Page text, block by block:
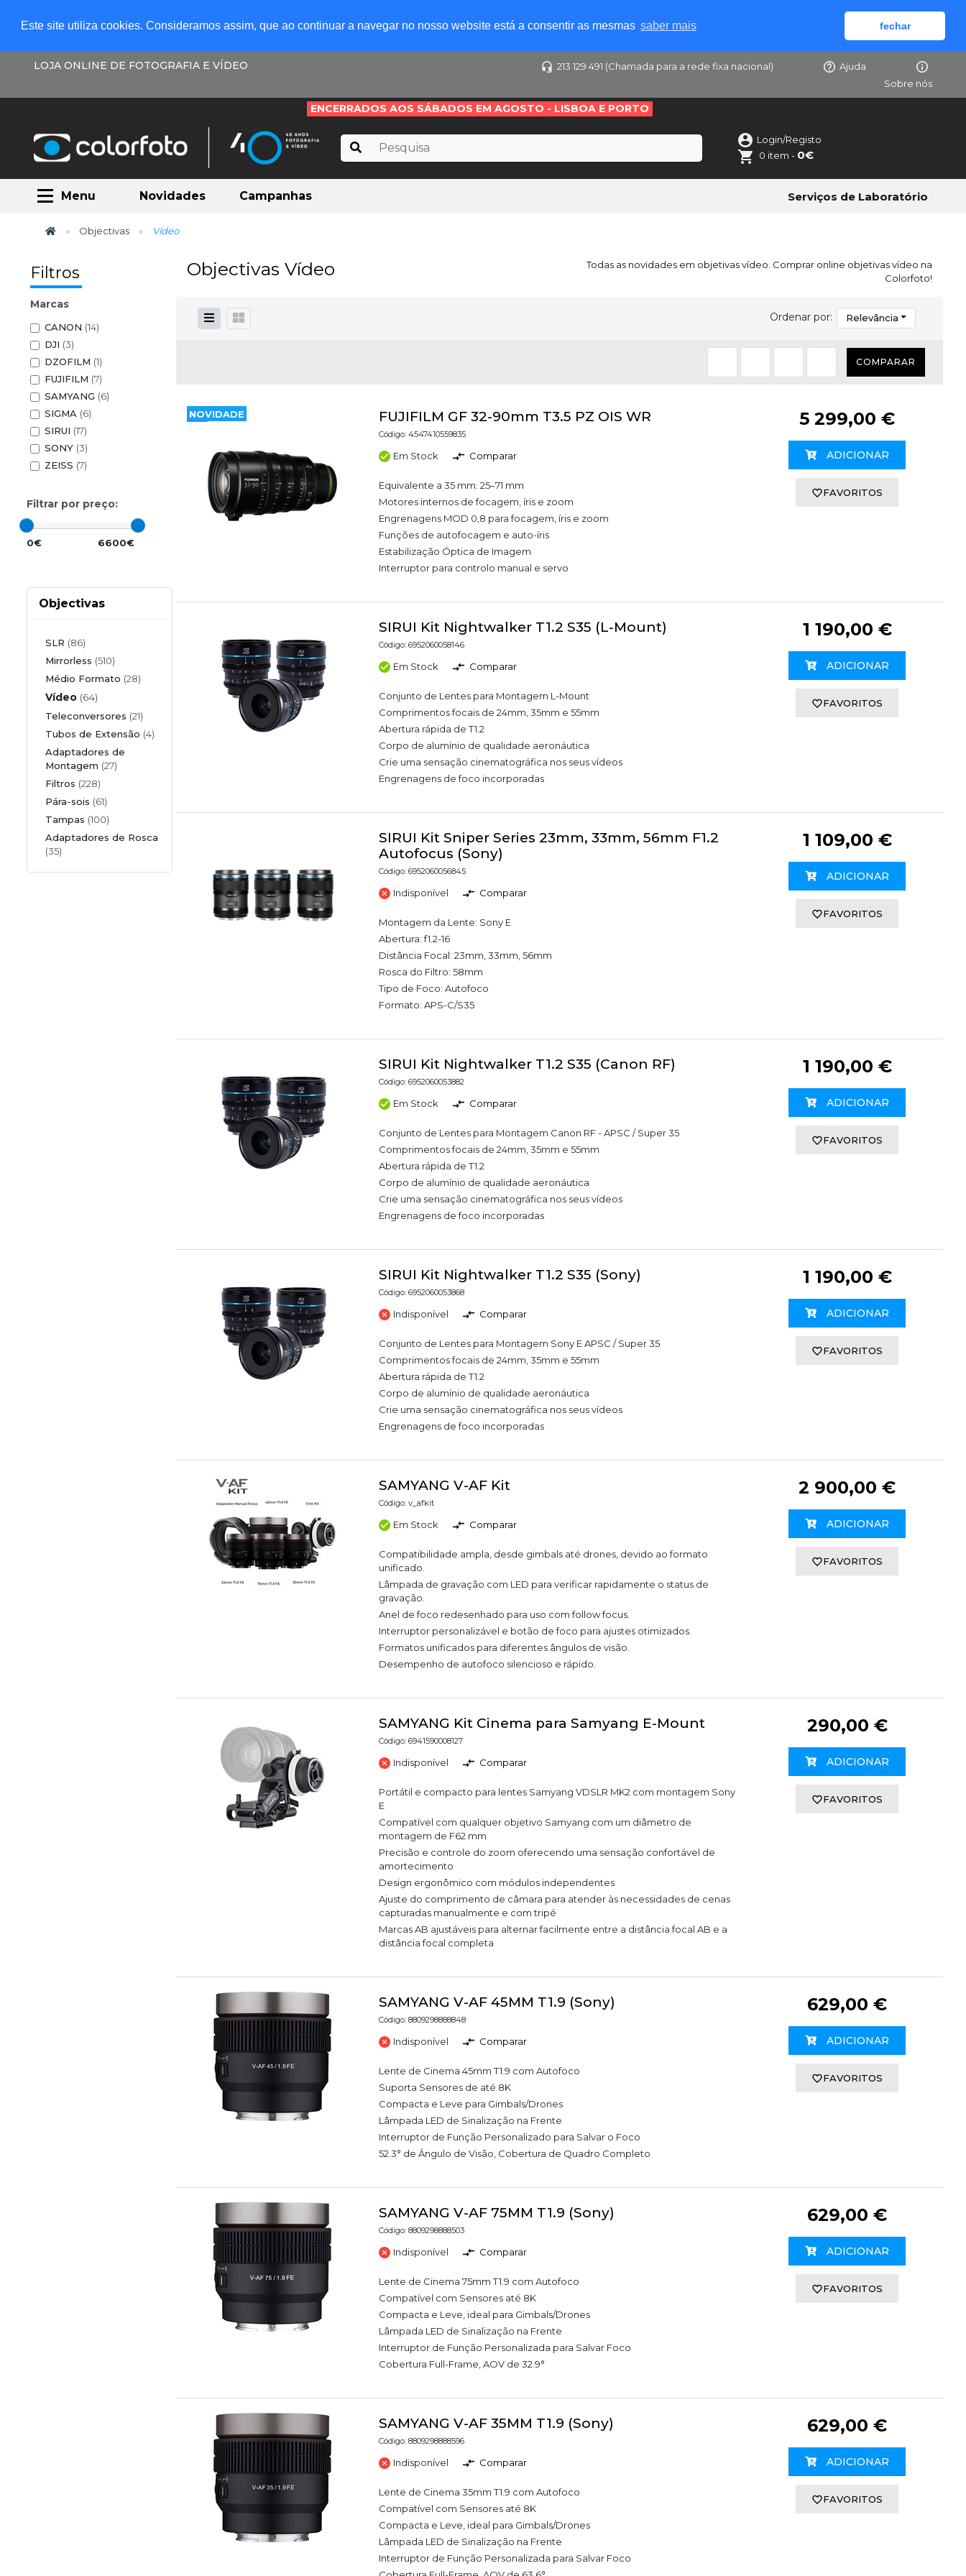
Este site utiliza cookies. Consideramos assim, que ao continuar a navegar no nosso website está a consentir as mesmas saber mais fechar
LOJA ONLINE DE FOTOGRAFIA E VÍDEO 213 129 491 (Chamada para a rede fixa nacional)
Ajuda
Sobre nós
ENCERRADOS AOS SÁBADOS EM AGOSTO - LISBOA E PORTO
Login/Registo
0 item - 0€
Menu Novidades Campanhas Serviços de Laboratório
Objectivas Vídeo
Filtros
Marcas
CANON (14)
DJI (3)
DZOFILM (1)
FUJIFILM (7)
SAMYANG (6)
SIGMA (6)
SIRUI (17)
SONY (3)
ZEISS (7)
Filtrar por preço:
0€ 6600€
Objectivas
SLR (86)
Mirrorless (510)
Médio Formato (28)
Vídeo (64)
Teleconversores (21)
Tubos de Extensão (4)
Adaptadores de
Montagem (27)
Filtros (228)
Pára-sois (61)
Tampas (100)
Adaptadores de Rosca
(35)
Objectivas Vídeo
Todas as novidades em objetivas vídeo. Comprar online objetivas vídeo na
Colorfoto!
Ordenar por: Relevância
COMPARAR
NOVIDADE FUJIFILM GF 32-90mm T3.5 PZ OIS WR
Código: 4547410559835
Em Stock Comparar
Equivalente a 35 mm: 25–71 mm
Motores internos de focagem, íris e zoom
Engrenagens MOD 0,8 para focagem, íris e zoom
Funções de autofocagem e auto-íris
Estabilização Óptica de Imagem
Interruptor para controlo manual e servo
5 299,00 €
ADICIONAR
FAVORITOS
SIRUI Kit Nightwalker T1.2 S35 (L-Mount)
Código: 6952060058146
Em Stock Comparar
Conjunto de Lentes para Montagem L-Mount
Comprimentos focais de 24mm, 35mm e 55mm
Abertura rápida de T1.2
Corpo de alumínio de qualidade aeronáutica
Crie uma sensação cinematográfica nos seus vídeos
Engrenagens de foco incorporadas
1 190,00 €
ADICIONAR
FAVORITOS
SIRUI Kit Sniper Series 23mm, 33mm, 56mm F1.2
Autofocus (Sony)
Código: 6952060056845
Indisponível Comparar
Montagem da Lente: Sony E
Abertura: f1.2-16
Distância Focal: 23mm, 33mm, 56mm
Rosca do Filtro: 58mm
Tipo de Foco: Autofoco
Formato: APS-C/S35
1 109,00 €
ADICIONAR
FAVORITOS
SIRUI Kit Nightwalker T1.2 S35 (Canon RF)
Código: 6952060053882
Em Stock Comparar
Conjunto de Lentes para Montagem Canon RF - APSC / Super 35
Comprimentos focais de 24mm, 35mm e 55mm
Abertura rápida de T1.2
Corpo de alumínio de qualidade aeronáutica
Crie uma sensação cinematográfica nos seus vídeos
Engrenagens de foco incorporadas
1 190,00 €
ADICIONAR
FAVORITOS
SIRUI Kit Nightwalker T1.2 S35 (Sony)
Código: 6952060053868
Indisponível Comparar
Conjunto de Lentes para Montagem Sony E APSC / Super 35
Comprimentos focais de 24mm, 35mm e 55mm
Abertura rápida de T1.2
Corpo de alumínio de qualidade aeronáutica
Crie uma sensação cinematográfica nos seus vídeos
Engrenagens de foco incorporadas
1 190,00 €
ADICIONAR
FAVORITOS
SAMYANG V-AF Kit
Código: v_afkit
Em Stock Comparar
Compatibilidade ampla, desde gimbals até drones, devido ao formato
unificado.
Lâmpada de gravação com LED para verificar rapidamente o status de
gravação.
Anel de foco redesenhado para uso com follow focus.
Interruptor personalizável e botão de foco para ajustes otimizados.
Formatos unificados para diferentes ângulos de visão.
Desempenho de autofoco silencioso e rápido.
2 900,00 €
ADICIONAR
FAVORITOS
SAMYANG Kit Cinema para Samyang E-Mount
Código: 6941590008127
Indisponível Comparar
Portátil e compacto para lentes Samyang VDSLR MK2 com montagem Sony
E
Compatível com qualquer objetivo Samyang com um diâmetro de
montagem de F62 mm
Precisão e controle do zoom oferecendo uma sensação confortável de
amortecimento
Design ergonômico com módulos independentes
Ajuste do comprimento de câmara para atender às necessidades de cenas
capturadas manualmente e com tripé
Marcas AB ajustáveis para alternar facilmente entre a distância focal AB e a
distância focal completa
290,00 €
ADICIONAR
FAVORITOS
SAMYANG V-AF 45MM T1.9 (Sony)
Código: 8809298888848
Indisponível Comparar
Lente de Cinema 45mm T1.9 com Autofoco
Suporta Sensores de até 8K
Compacta e Leve para Gimbals/Drones
Lâmpada LED de Sinalização na Frente
Interruptor de Função Personalizado para Salvar o Foco
52.3° de Ângulo de Visão, Cobertura de Quadro Completo
629,00 €
ADICIONAR
FAVORITOS
SAMYANG V-AF 75MM T1.9 (Sony)
Código: 8809298888503
Indisponível Comparar
Lente de Cinema 75mm T1.9 com Autofoco
Compatível com Sensores até 8K
Compacta e Leve, ideal para Gimbals/Drones
Lâmpada LED de Sinalização na Frente
Interruptor de Função Personalizada para Salvar Foco
Cobertura Full-Frame, AOV de 32.9°
629,00 €
ADICIONAR
FAVORITOS
SAMYANG V-AF 35MM T1.9 (Sony)
Código: 8809298888596
Indisponível Comparar
Lente de Cinema 35mm T1.9 com Autofoco
Compatível com Sensores até 8K
Compacta e Leve, ideal para Gimbals/Drones
Lâmpada LED de Sinalização na Frente
Interruptor de Função Personalizada para Salvar Foco
629,00 €
ADICIONAR
FAVORITOS